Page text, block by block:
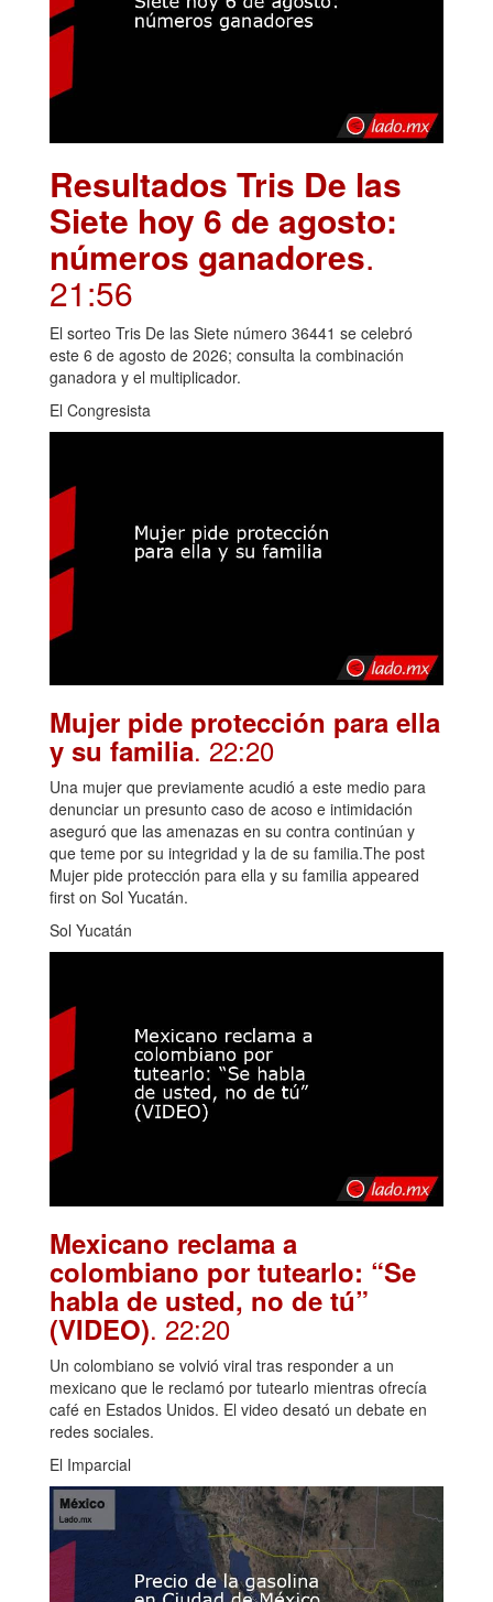
Resultados Tris De las
Siete hoy 6 de agosto:
números ganadores.
21:56
El sorteo Tris De las Siete número 36441 se celebró
este 6 de agosto de 2026; consulta la combinación
ganadora y el multiplicador.
El Congresista
Mujer pide protección para ella
y su familia. 22:20
Una mujer que previamente acudió a este medio para
denunciar un presunto caso de acoso e intimidación
aseguró que las amenazas en su contra continúan y
que teme por su integridad y la de su familia.The post
Mujer pide protección para ella y su familia appeared
first on Sol Yucatán.
Sol Yucatán
Mexicano reclama a
colombiano por tutearlo: “Se
habla de usted, no de tú”
(VIDEO). 22:20
Un colombiano se volvió viral tras responder a un
mexicano que le reclamó por tutearlo mientras ofrecía
café en Estados Unidos. El video desató un debate en
redes sociales.
El Imparcial